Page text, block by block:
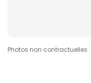
Photos non contractuelles